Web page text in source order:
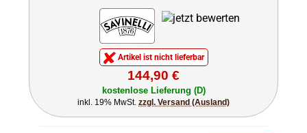
Artikel ist nicht lieferbar
144,90 €
kostenlose Lieferung (D)
inkl. 19% MwSt. zzgl. Versand (Ausland)